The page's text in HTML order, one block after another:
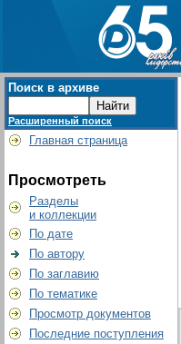
Поиск в архиве
Расширенный поиск
Главная страница
Просмотреть
Разделы
и коллекции
По дате
По автору
По заглавию
По тематике
Просмотр документов
Последние поступления